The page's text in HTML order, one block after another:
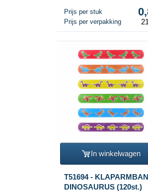
DISPLAY (24st.)
Prijs per stuk
Prijs per verpakking
In winkelwagen
T51694 -
DINOSAURUS (120st.)